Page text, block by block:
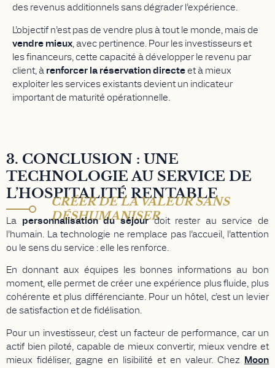
des revenus additionnels sans dégrader l’expérience.
L’objectif n’est pas de vendre plus à tout le monde, mais de
vendre mieux , avec pertinence. Pour les investisseurs et
les financeurs, cette capacité à développer le revenu par
client, à renforcer la réservation directe et à mieux
exploiter les services existants devient un indicateur
important de maturité opérationnelle.
3. CONCLUSION : UNE
TECHNOLOGIE AU SERVICE DE
L’HOSPITALITÉ RENTABLE
CRÉER DE LA VALEUR SANS
DÉSHUMANISER
La personnalisation du séjourdoit rester au service de
l’humain. La technologie ne remplace pas l’accueil, l’attention
ou le sens du service : elle les renforce.
En donnant aux équipes les bonnes informations au bon
moment, elle permet de créer une expérience plus fluide, plus
cohérente et plus différenciante. Pour un hôtel, c’est un levier
de satisfaction et de fidélisation.
Pour un investisseur, c’est un facteur de performance, car un
actif bien piloté, capable de mieux convertir, mieux vendre et
mieux fidéliser, gagne en lisibilité et en valeur. Chez
Moon